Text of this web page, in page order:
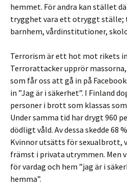
hemmet. För andra kan stället
trygghet vara ett otryggt
barnhem, vårdinstitutioner,
Terrorism är ett hot mot rikets
Terrorattacker upprör
som får oss att gå in på
in ”Jag är i säkerhet”. I Finland
personer i brott som klassas
Under samma tid har drygt 960
dödligt våld. Av dessa skedde 68
Kvinnor utsätts för sexualbrott,
främst i privata utrymmen. Men
för vardag och hem ”jag är i
hemma”.